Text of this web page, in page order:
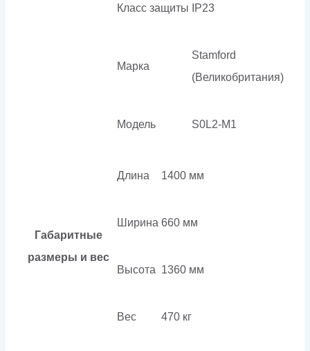
Класс защиты IP23
Марка
Stamford
(Великобритания)
Модель S0L2-M1
Габаритные
размеры и вес
Длина 1400 мм
Ширина 660 мм
Высота 1360 мм
Вес 470 кг